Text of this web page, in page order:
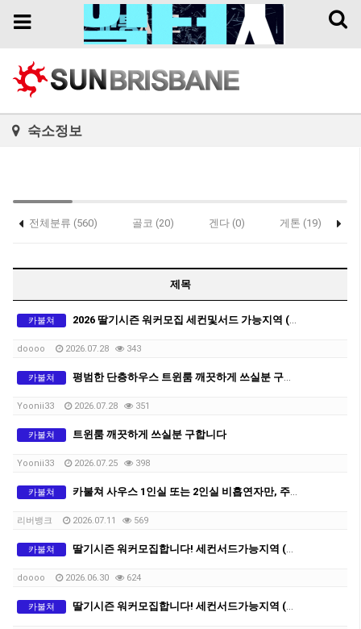
Toggle
Toggle
숙소정보
전체분류 (560) 골코 (20) 겐다 (0) 게톤 (19)
제목
카불쳐 2026 딸기시즌 워커모집 세컨및서드 가능지역 (QLD 브리즈번 근교)
doooo 2026.07.28 343
카불쳐 평범한 단층하우스 트윈룸 깨끗하게 쓰실분 구합니다
Yoonii33 2026.07.28 351
카불쳐 트윈룸 깨끗하게 쓰실분 구합니다
Yoonii33 2026.07.25 398
카불쳐 카불쳐 사우스 1인실 또는 2인실 비흡연자만, 주차자리 없음
리버뱅크 2026.07.11 569
카불쳐 딸기시즌 워커모집합니다! 세컨서드가능지역 (브리즈번근교)
doooo 2026.06.30 624
카불쳐 딸기시즌 워커모집합니다! 세컨서드가능지역 (브리즈번근교)